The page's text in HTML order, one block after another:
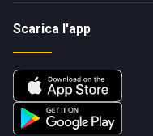
Scarica l'app